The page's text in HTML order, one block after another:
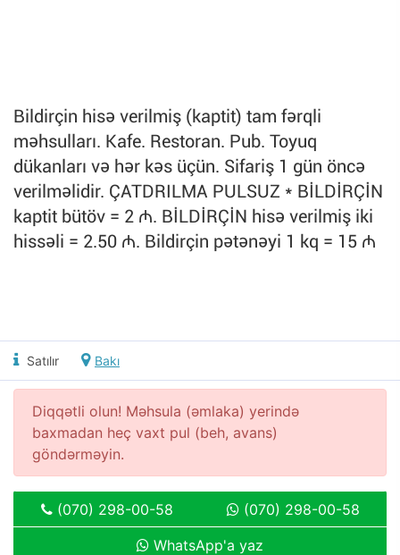
Bildirçin hisə verilmiş (kaptit) tam fərqli
məhsulları. Kafe. Restoran. Pub. Toyuq
dükanları və hər kəs üçün. Sifariş 1 gün öncə
verilməlidir. ÇATDRILMA PULSUZ * BİLDİRÇİN
kaptit bütöv = 2 ₼. BİLDİRÇİN hisə verilmiş iki
hissəli = 2.50 ₼. Bildirçin pətənəyi 1 kq = 15 ₼
Satılır Bakı
Diqqətli olun! Məhsula (əmlaka) yerində
baxmadan heç vaxt pul (beh, avans)
göndərməyin.
(070) 298-00-58
(070) 298-00-58
WhatsApp'a yaz